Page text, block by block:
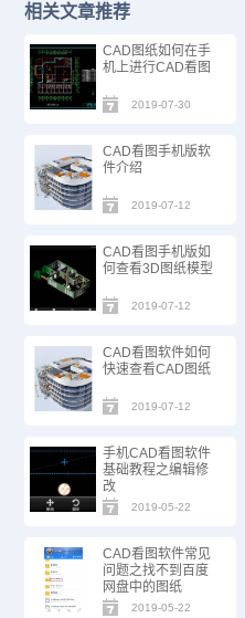
相关文章推荐
CAD图纸如何在手
机上进行CAD看图
2019-07-30
CAD看图手机版软
件介绍
2019-07-12
CAD看图手机版如
何查看3D图纸模型
2019-07-12
CAD看图软件如何
快速查看CAD图纸
2019-07-12
手机CAD看图软件
基础教程之编辑修
改
2019-05-22
CAD看图软件常见
问题之找不到百度
网盘中的图纸
2019-05-22